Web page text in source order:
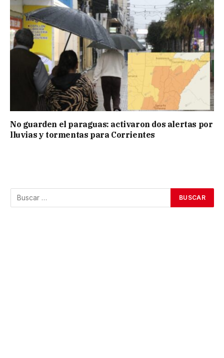
No guarden el paraguas: activaron dos alertas por
lluvias y tormentas para Corrientes